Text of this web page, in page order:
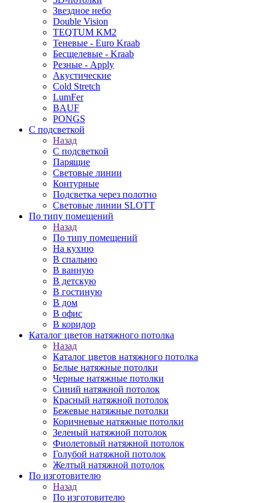
Звездное небо
Double Vision
TEQTUM KM2
Теневые - Euro Kraab
Бесщелевые - Kraab
Резные - Apply
Акустические
Cold Stretch
LumFer
BAUF
PONGS
С подсветкой
Назад
С подсветкой
Парящие
Световые линии
Контурные
Подсветка через полотно
Световые линии SLOTT
По типу помещений
Назад
По типу помещений
На кухню
В спальню
В ванную
В детскую
В гостиную
В дом
В офис
В коридор
Каталог цветов натяжного потолка
Назад
Каталог цветов натяжного потолка
Белые натяжные потолки
Черные натяжные потолки
Синий натяжной потолок
Красный натяжной потолок
Бежевые натяжные потолки
Коричневые натяжные потолки
Зеленый натяжной потолок
Фиолетовый натяжной потолок
Голубой натяжной потолок
Желтый натяжной потолок
По изготовителю
Назад
По изготовителю